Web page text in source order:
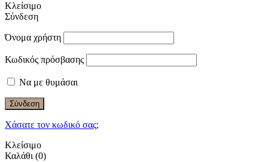
Κλείσιμο
Σύνδεση
Όνομα χρήστη
Κωδικός πρόσβασης
Να με θυμάσαι
Σύνδεση
Χάσατε τον κωδικό σας;
Κλείσιμο
Καλάθι (0)